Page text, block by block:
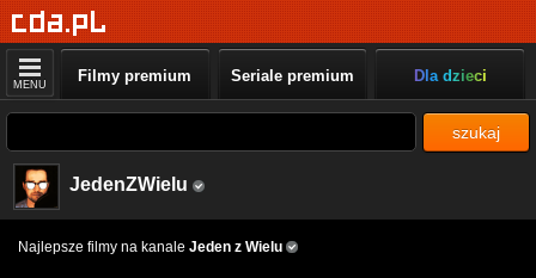
MENU Filmy premium Seriale premium Dla dzieci
szukaj
JedenZWielu
Najlepsze filmy na kanale Jeden z Wielu